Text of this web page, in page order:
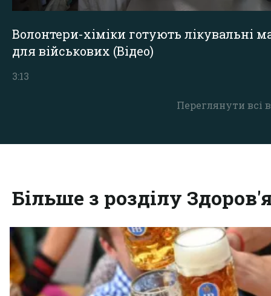
Переглянути всі
Волонтери-хіміки готують лікувальні
для військових (Відео)
3:13
Більше з розділу